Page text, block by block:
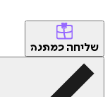
שליחה כמתנה